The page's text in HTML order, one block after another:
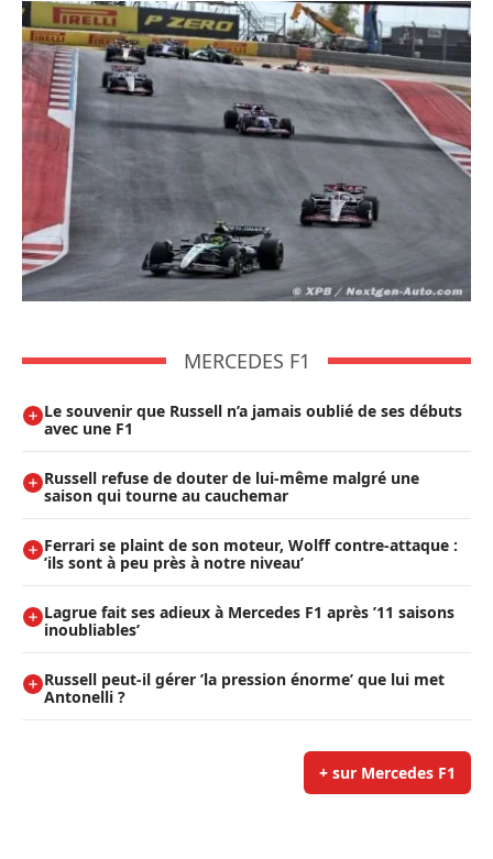
MERCEDES F1
Le souvenir que Russell n’a jamais oublié de ses débuts
avec une F1
Russell refuse de douter de lui-même malgré une
saison qui tourne au cauchemar
Ferrari se plaint de son moteur, Wolff contre-attaque :
’ils sont à peu près à notre niveau’
Lagrue fait ses adieux à Mercedes F1 après ’11 saisons
inoubliables’
Russell peut-il gérer ’la pression énorme’ que lui met
Antonelli ?
+ sur Mercedes F1